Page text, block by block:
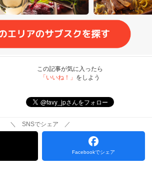
この記事が気に入ったら
「いいね！」 をしよう
＼ SNSでシェア ／
Facebookでシェア